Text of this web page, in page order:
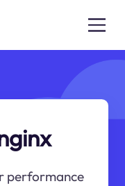
performance